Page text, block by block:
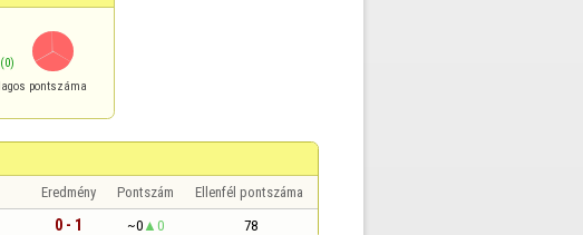
(0)
pontszáma
Eredmény Pontszám
Ellenfél pontszáma
0 - 1 ~0 0 78